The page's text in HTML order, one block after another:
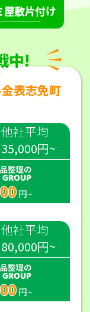
屋敷片付け
中!
表志免町
他社平均
35,000円~
円~
他社平均
80,000円~
円~